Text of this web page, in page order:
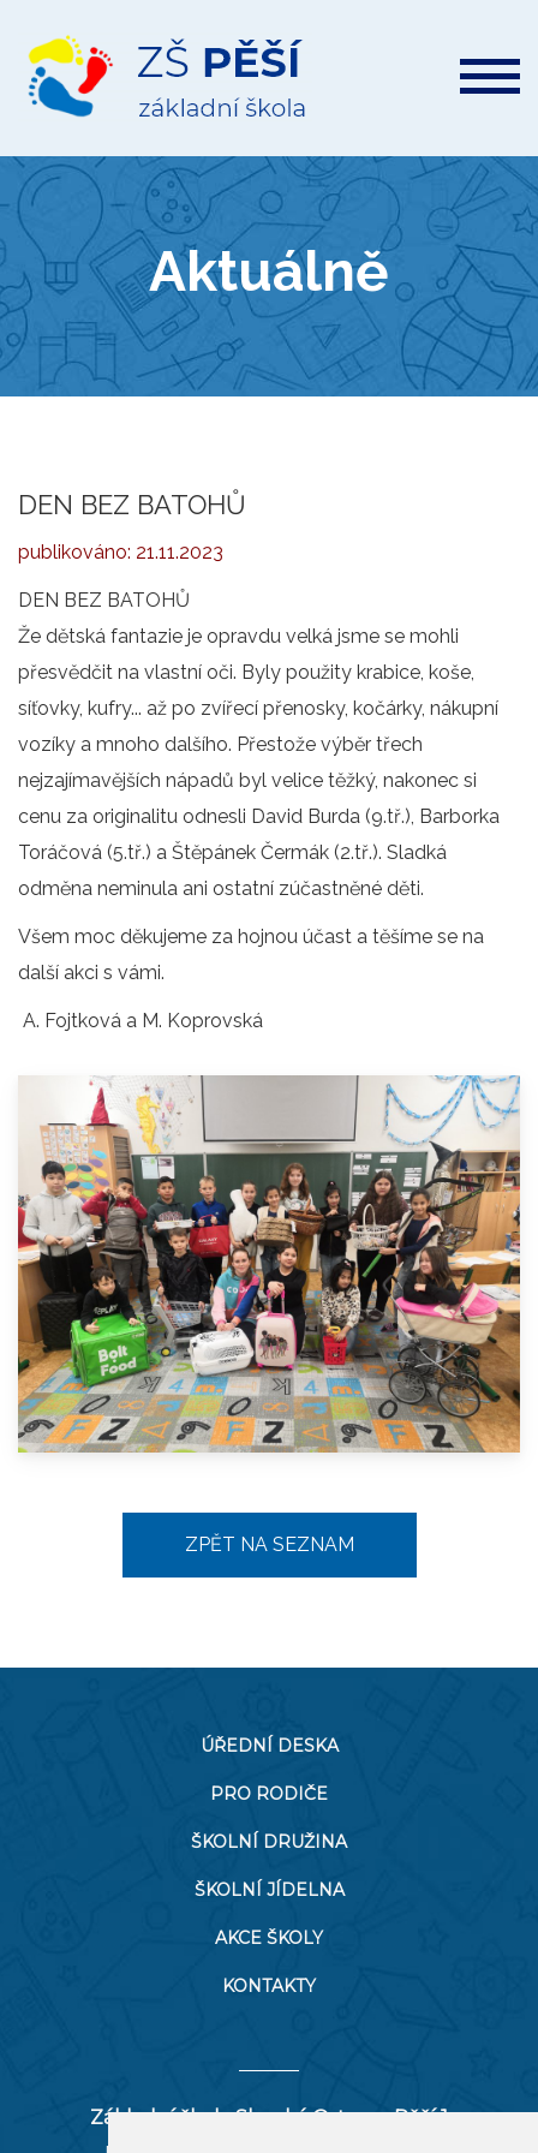
ZŠ
Pěší
Aktuálně
DEN BEZ BATOHŮ
publikováno: 21.11.2023
DEN BEZ BATOHŮ
Že dětská fantazie je opravdu velká jsme se mohli
přesvědčit na vlastní oči. Byly použity krabice, koše,
síťovky, kufry... až po zvířecí přenosky, kočárky, nákupní
vozíky a mnoho dalšího. Přestože výběr třech
nejzajímavějších nápadů byl velice těžký, nakonec si
cenu za originalitu odnesli David Burda (9.tř.), Barborka
Toráčová (5.tř.) a Štěpánek Čermák (2.tř.). Sladká
odměna neminula ani ostatní zúčastněné děti.
Všem moc děkujeme za hojnou účast a těšíme se na
další akci s vámi.
A. Fojtková a M. Koprovská
ZPĚT NA SEZNAM
ÚŘEDNÍ DESKA
PRO RODIČE
ŠKOLNÍ DRUŽINA
ŠKOLNÍ JÍDELNA
AKCE ŠKOLY
KONTAKTY
Základní škola Slezská Ostrava, Pěší 1